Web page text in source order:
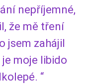
nepříjemné,
že mě tření
jsem zahájil
je moje libido
“